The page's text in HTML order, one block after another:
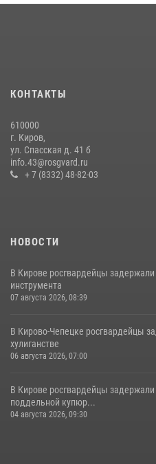
молодоженов
Кировские росгвардейцы
гражданку, подозреваемую в краже
21 июля 2026, 08:20
КОНТАКТЫ
610000
г. Киров,
ул. Спасская д. 41 б
info.43@rosgvard.ru
+ 7 (8332) 48-82-03
НОВОСТИ
В Кирове росгвардейцы
инструмента
07 августа 2026, 08:39
В Кирово-Чепецке росгвардейцы
хулиганстве
06 августа 2026, 07:00
В Кирове росгвардейцы
поддельной купюр...
04 августа 2026, 09:30